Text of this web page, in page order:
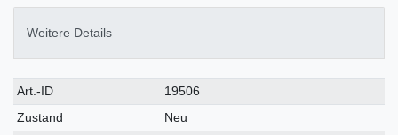
Weitere Details
Art.-ID
19506
Zustand
Neu